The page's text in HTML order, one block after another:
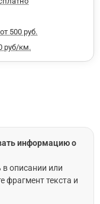
от 500 руб.
руб/км.
информацию о
в описании или
фрагмент текста и